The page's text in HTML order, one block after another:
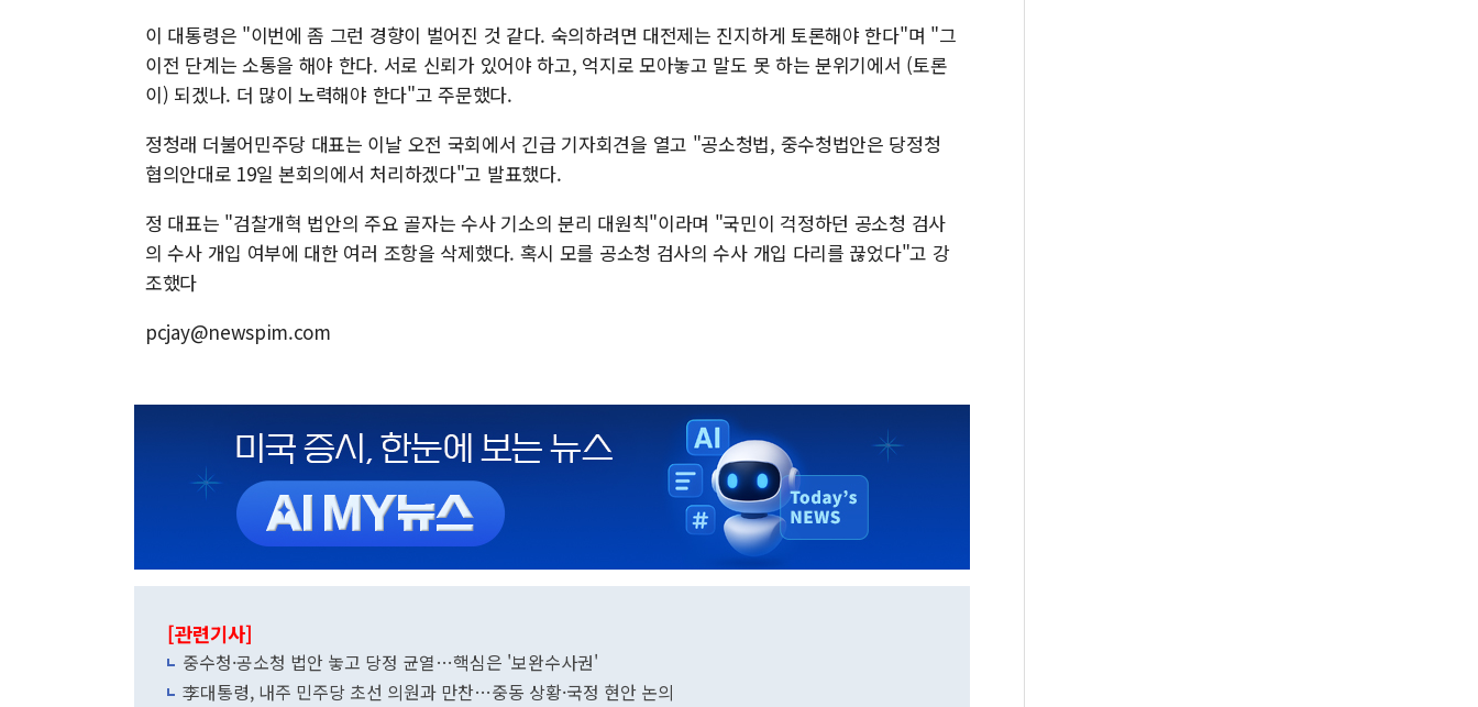
이 대통령은 "이번에 좀 그런 경향이 벌어진 것 같다. 숙의하려면 대전제는 진지하게 토론해야 한다"며 "그
이전 단계는 소통을 해야 한다. 서로 신뢰가 있어야 하고, 억지로 모아놓고 말도 못 하는 분위기에서 (토론
이) 되겠나. 더 많이 노력해야 한다"고 주문했다.
정청래 더불어민주당 대표는 이날 오전 국회에서 긴급 기자회견을 열고 "공소청법, 중수청법안은 당정청
협의안대로 19일 본회의에서 처리하겠다"고 발표했다.
정 대표는 "검찰개혁 법안의 주요 골자는 수사 기소의 분리 대원칙"이라며 "국민이 걱정하던 공소청 검사
의 수사 개입 여부에 대한 여러 조항을 삭제했다. 혹시 모를 공소청 검사의 수사 개입 다리를 끊었다"고 강
조했다
pcjay@newspim.com
[관련기사]
중수청·공소청 법안 놓고 당정 균열…핵심은 '보완수사권'
李대통령, 내주 민주당 초선 의원과 만찬…중동 상황·국정 현안 논의